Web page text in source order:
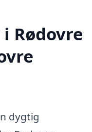
Rødovre
dygtig